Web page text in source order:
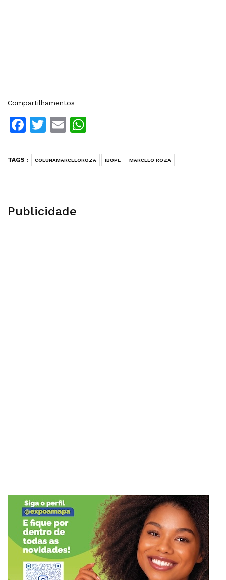
Compartilhamentos
Facebook
Twitter
Email
TAGS : COLUNAMARCELOROZA IBOPE MARCELO ROZA
Publicidade